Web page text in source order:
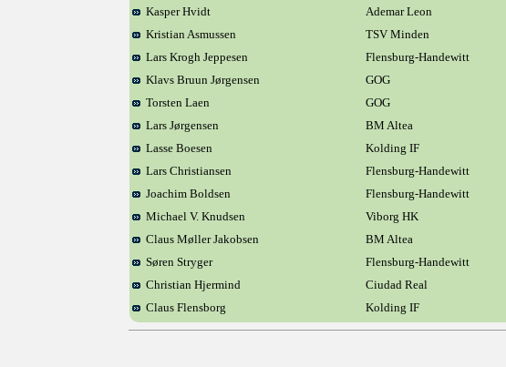
Kasper Hvidt Ademar Leon
Kristian Asmussen
TSV Minden
Lars Krogh Jeppesen
Flensburg-Handewitt
Klavs Bruun Jørgensen
GOG
Torsten Laen
GOG
Lars Jørgensen
BM Altea
Lasse Boesen
Kolding IF
Lars Christiansen
Flensburg-Handewitt
Joachim Boldsen
Flensburg-Handewitt
Michael V. Knudsen
Viborg HK
Claus Møller Jakobsen
BM Altea
Søren Stryger
Flensburg-Handewitt
Christian Hjermind
Ciudad Real
Claus Flensborg
Kolding IF